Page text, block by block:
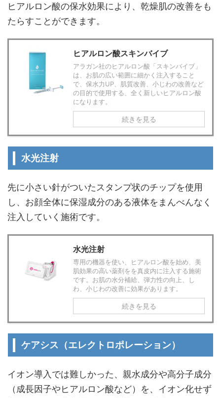
ヒアルロン酸の保水効果により、乾燥肌の改善をも
たらすことができます。
ヒアルロン酸スキンバイブ
アラガン社のヒアルロン酸「スキンバイブ」
は、お肌の広い範囲に細かく注入すること
で、保水力UP、肌質改善、小じわの改善など
の目的で使用する、全く新しいヒアルロン酸
になります。
続きを見る
水光注射
先に小さい針がついたスタンプ状のチップを使用
し、お顔全体に保湿成分のある液体をまんべんなく
注入していく施術です。
水光注射
専用の機器を使い、ヒアルロン酸を始め、美
肌効果の高い薬剤をを真皮内に注入する施術
です。お肌の水分補給、弾力性の向上、し
わ、小じわの改善に効果があります。
続きを見る
ケアシス（エレクトロポレーション）
イオン導入では難しかった、親水成分や高分子成分
（成長因子やヒアルロン酸など）を、イオン化せず